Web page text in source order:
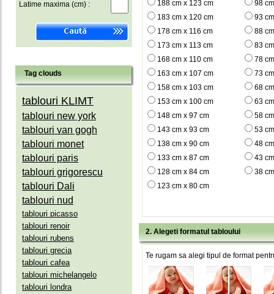
Latime maxima (cm) :
Tag clouds
tablouri KLIMT
tablouri new york
tablouri van gogh
tablouri monet
tablouri paris
tablouri grigorescu
tablouri Dali
tablouri nud
tablouri picasso
tablouri renoir
tablouri rubens
tablouri grecia
tablouri cafea
tablouri michelangelo
tablouri londra
188 cm x 123 cm
98
183 cm x 120 cm
93
178 cm x 116 cm
88
173 cm x 113 cm
83
168 cm x 110 cm
78
163 cm x 107 cm
73
158 cm x 103 cm
68
153 cm x 100 cm
63
148 cm x 97 cm
58
143 cm x 93 cm
53
138 cm x 90 cm
48
133 cm x 87 cm
43
128 cm x 84 cm
38
123 cm x 80 cm
2. Alegeti formatul tabloului
Te rugam sa alegi tipul de format